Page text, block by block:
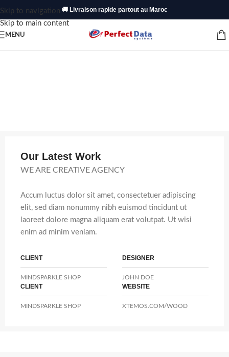
Skip to navigation
Skip to main content
🚚 Livraison rapide partout au Maroc
MENU
Our Latest Work
WE ARE CREATIVE AGENCY
Accum luctus dolor sit amet, consectetuer adipiscing
elit, sed diam nonummy nibh euismod tincidunt ut
laoreet dolore magna aliquam erat volutpat. Ut wisi
enim ad minim veniam.
CLIENT
MINDSPARKLE SHOP
DESIGNER
JOHN DOE
CLIENT
MINDSPARKLE SHOP
WEBSITE
XTEMOS.COM/WOOD